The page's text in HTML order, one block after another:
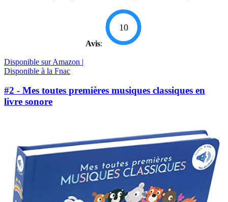
Avis:
10
Disponible sur Amazon |
Disponible à la Fnac
#2 - Mes toutes premières musiques classiques en
livre sonore